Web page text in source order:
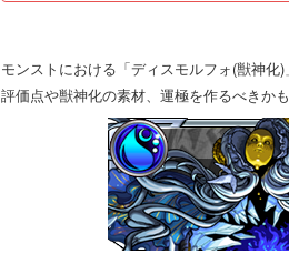
モンストにおける「ディスモルフォ(獣神
評価点や獣神化の素材、運極を作るべきかも